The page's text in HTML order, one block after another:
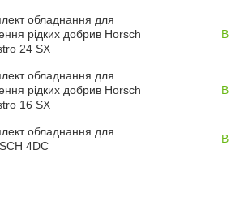
обладнання для
рідких добрив Horsch
24 SX
В
обладнання для
рідких добрив Horsch
16 SX
В
обладнання для
4DC
В